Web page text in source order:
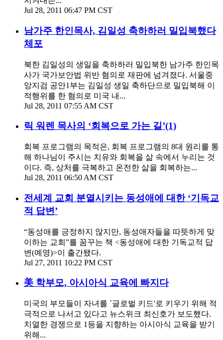
Jul 28, 2011 06:47 PM CST
남가주 한인목사, 김일성 축하하러 밀입북했다
체포
북한 김일성의 생일을 축하하러 밀입북한 남가주 한인목
사가 국가보안법 위반 혐의로 재판에 넘겨졌다. 서울중
앙지검 공안1부는 김일성 생일 축하단으로 밀입북해 이
적행위를 한 혐의로 미국 내...
Jul 28, 2011 07:55 AM CST
릭 워렌 목사의 ‘회복으로 가는 길’(1)
회복 프로그램의 목적은, 회복 프로그램의 8대 원리를 통
해 하나님이 주시는 치유와 회복을 삶 속에서 누리는 것
이다. 즉, 상처를 극복하고 온전한 삶을 회복하는...
Jul 28, 2011 06:50 AM CST
전세계 교회 분열시키는 동성애에 대한 ‘기독교
적 답변’
“동성애를 긍정하지 않지만, 동성애자들을 따뜻하게 맞
이하는 교회”를 꿈꾸는 책 <동성애에 대한 기독교적 답
변(예영)>이 출간됐다.
Jul 27, 2011 10:22 PM CST
美 학부모, 아시아식 교육에 빠지다
미국의 부모들이 자녀를 `글로벌 키드'로 키우기 위해 적
극적으로 나서고 있다고 뉴스위크 최신호가 보도했다.
치열한 경쟁으로 1등을 지향하는 아시아식 교육을 받기
위해...